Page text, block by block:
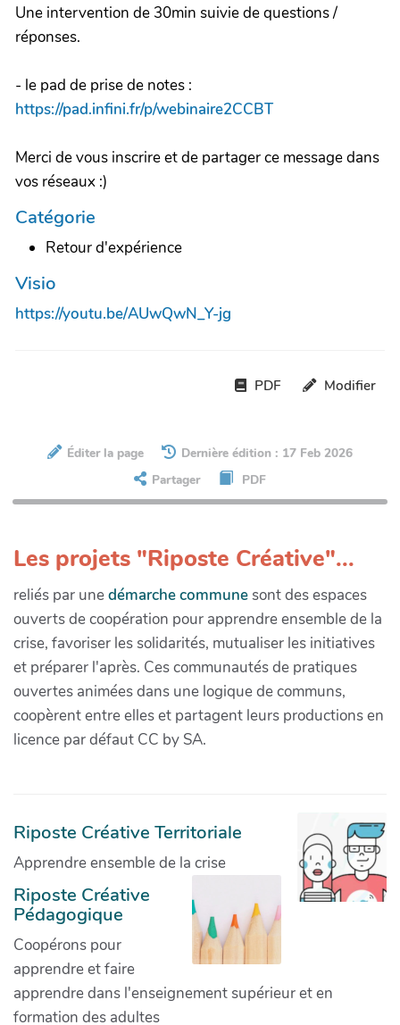
Une intervention de 30min suivie de questions /
réponses.
- le pad de prise de notes :
https://pad.infini.fr/p/webinaire2CCBT
Merci de vous inscrire et de partager ce message dans
vos réseaux :)
Catégorie
Retour d'expérience
Visio
https://youtu.be/AUwQwN_Y-jg
PDF Modifier
Éditer la page
Dernière édition : 17 Feb 2026
Partager
PDF